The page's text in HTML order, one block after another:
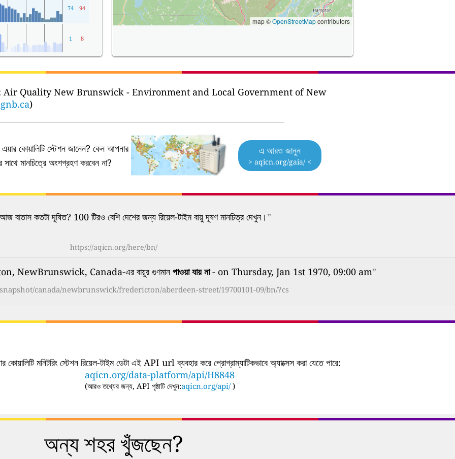
74 94
1 8
map ©OpenStreetMapcontributors
Air Quality New Brunswick - Environment and Local Government of New
)
কোয়ালিটি স্টেশন জানেন? কেন আপনার
সাথে মানচিত্রে অংশগ্রহণ করবেন না?
এ আরও জানুন
> aqicn.org/gaia/ <
বাতাস কতটা দূষিত? 100 টিরও বেশি দেশের জন্য রিয়েল-টাইম বায়ু দূষণ মানচিত্র দেখুন।”
https://aqicn.org/here/bn/
NewBrunswick, Canada-এর বায়ুর গুণমান পাওয়া যায় না- on Thursday, Jan 1st 1970, 09:00 am”
canada/newbrunswick/fredericton/aberdeen-street/19700101-09/bn/?cs
কোয়ালিটি মনিটরিং স্টেশন রিয়েল-টাইম ডেটা এই API url ব্যবহার করে প্রোগ্রাম্যাটিকভাবে অ্যাক্সেস করা যেতে পারে:
aqicn.org/data-platform/api/H8848
(আরও তথ্যের জন্য, API পৃষ্ঠাটি দেখুন:aqicn.org/api/ )
অন্য শহর খুঁজছেন?